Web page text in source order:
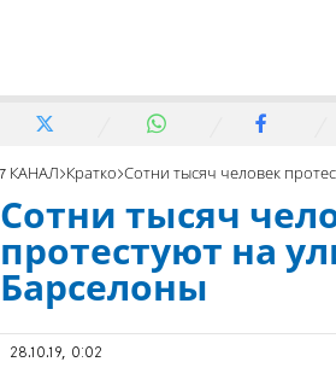
7 КАНАЛ Кратко Сотни тысяч человек протестуют
Сотни тысяч
протестуют на
Барселоны
28.10.19, 0:02